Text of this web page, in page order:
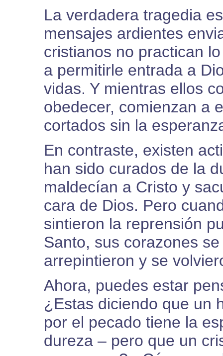
La verdadera tragedia
mensajes ardientes
cristianos no practican
a permitirle entrada a
vidas. Y mientras ellos
obedecer, comienzan a
cortados sin la
En contraste, existen
han sido curados de la
maldecían a Cristo y
cara de Dios. Pero
sintieron la reprensión
Santo, sus corazones
arrepintieron y se
Ahora, puedes estar
¿Estas diciendo que un
por el pecado tiene la
dureza – pero que un